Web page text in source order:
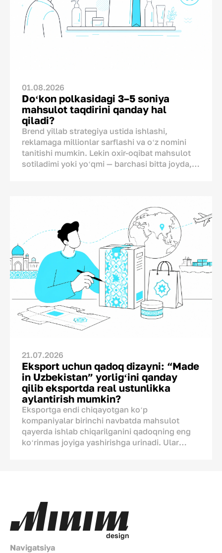
Bu ish qanchalik xatarli ekanini Uilyam
Karuzoning (Ehrenberg-Bass instituti)
tadqiqoti koʻrsatadi. Olim 25 ta segmentdagi
yangi dizaynlar eskisiga oʻrtacha 47 foizgina
oʻxshash boʻlgan. Bundan koʻpchilik brendlar
qadoqni kerak boʻlganidan ortiq oʻzgartirib
yuborgan degan xulosaga kelish mumkin.
Shuning uchun kompaniyada “oldin” va
“keyin” holatini oʻlchaydigan koʻrsatkichlar
boʻlishi shart. Agar boʻlmasa, byudjet bekorga
01.08.2026
Doʻkon polkasidagi 3–5 soniya
mahsulot taqdirini qanday hal
qiladi?
Brend yillab strategiya ustida ishlashi,
reklamaga millionlar sarflashi va oʻz nomini
tanitishi mumkin. Lekin oxir-oqibat mahsulot
sotiladimi yoki yoʻqmi — barchasi bitta joyda,
yerda boʻlib oʻtadi. Bu muloqot uchun esa
brendda atigi bir necha soniya vaqt bor, xolos.
21.07.2026
Eksport uchun qadoq dizayni: “Made
in Uzbekistan” yorligʻini qanday
qilib eksportda real ustunlikka
aylantirish mumkin?
Eksportga endi chiqayotgan koʻp
kompaniyalar birinchi navbatda mahsulot
qayerda ishlab chiqarilganini qadoqning eng
koʻrinmas joyiga yashirishga urinadi. Ular
emas, balki boshqa davlatdagi raqobatchilar
ishlata olmaydigan noyob brend aktivlaridan
biridir. Axir xitoylik ham, turk ham oʻz
mahsulotiga “Made in Uzbekistan” deb yoza
design
Navigatsiya